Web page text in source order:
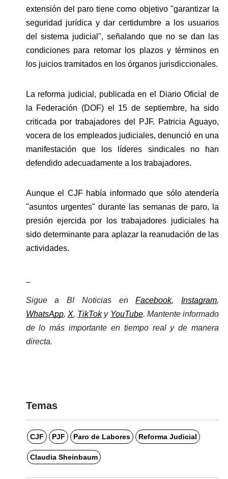
extensión del paro tiene como objetivo "garantizar la
seguridad jurídica y dar certidumbre a los usuarios
del sistema judicial", señalando que no se dan las
condiciones para retomar los plazos y términos en
los juicios tramitados en los órganos jurisdiccionales.
La reforma judicial, publicada en el Diario Oficial de
la Federación (DOF) el 15 de septiembre, ha sido
criticada por trabajadores del PJF. Patricia Aguayo,
vocera de los empleados judiciales, denunció en una
manifestación que los líderes sindicales no han
defendido adecuadamente a los trabajadores.
Aunque el CJF había informado que sólo atendería
"asuntos urgentes" durante las semanas de paro, la
presión ejercida por los trabajadores judiciales ha
sido determinante para aplazar la reanudación de las
actividades.
Sigue a BI Noticias en Facebook, Instagram,
WhatsApp, X, TikTok y YouTube. Mantente informado
de lo más importante en tiempo real y de manera
directa.
Temas
CJF PJF Paro de Labores Reforma Judicial
Claudia Sheinbaum